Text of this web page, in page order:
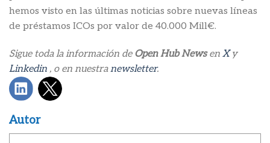
hemos visto en las últimas noticias sobre nuevas líneas
de préstamos ICOs por valor de 40.000 Mill€.
Sigue toda la información de Open Hub Newsen Xy
Linkedin , o en nuestranewsletter.
Autor